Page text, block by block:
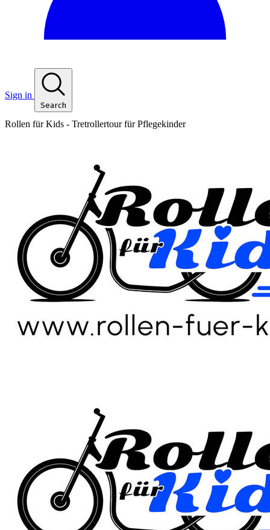
Sign in
Search
Rollen für Kids - Tretrollertour für Pflegekinder